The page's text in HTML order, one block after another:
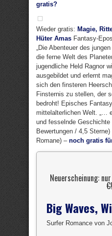
gratis?
Wieder gratis: Magie,
Hüter Amas Fantasy-
„Die Abenteuer des
die ferne Welt des
jugendliche Held Ragnor
ausgebildet und erlernt
sich den finsteren
Finsternis zu stellen, der
bedroht! Episches
mittelalterlichen Welt. „…
und fesselnde
Bewertungen / 4,5
Romane) – noch gratis
Neuerscheinung:
€!
Big Waves,
Surfer Romance von